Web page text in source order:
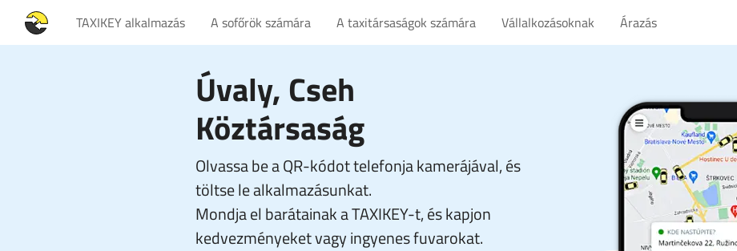
TAXIKEY alkalmazás A sofőrök számára A taxitársaságok számára Vállalkozásoknak Árazás
Úvaly, Cseh
Köztársaság
Olvassa be a QR-kódot telefonja kamerájával, és
töltse le alkalmazásunkat.
Mondja el barátainak a TAXIKEY-t, és kapjon
kedvezményeket vagy ingyenes fuvarokat.